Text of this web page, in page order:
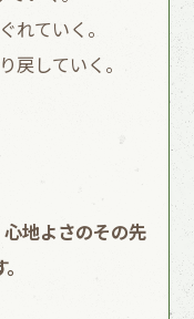
れていく。
戻していく。
地よさのその先